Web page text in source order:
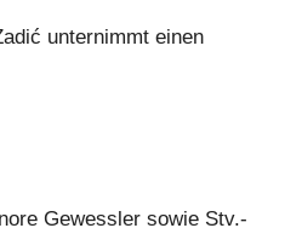
unternimmt einen
Gewessler sowie Stv.-